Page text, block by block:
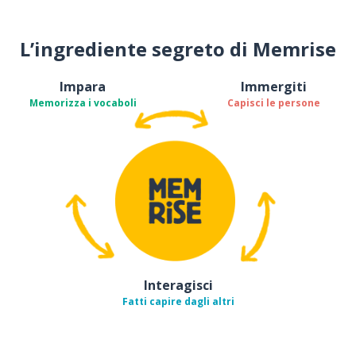
L’ingrediente segreto di Memrise
Impara
Memorizza i vocaboli
Immergiti
Capisci le persone
Interagisci
Fatti capire dagli altri